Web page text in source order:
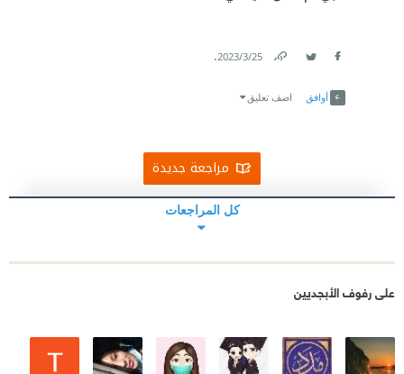
25‏/3‏/2023
.
أوافق اضف تعليق
مراجعة جديدة
كل المراجعات
على رفوف الأبجديين